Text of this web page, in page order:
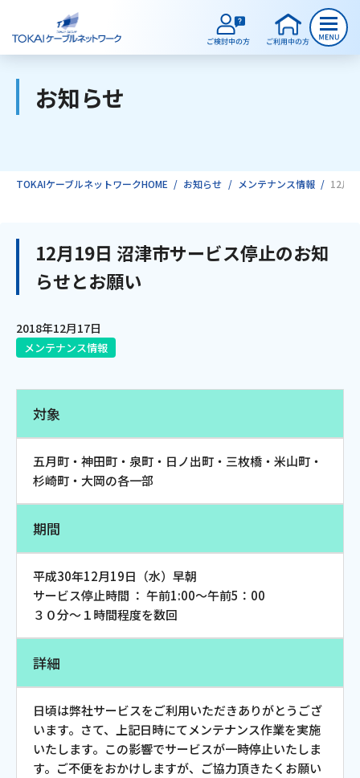
ご検討中のお客様
インターネット
電話
動画配信
おトクな情報 料金案内
お電話でのお問い合わせ
受付時間：9:30〜18:00 年中無休
お知らせ
TOKAIケーブルネットワークHOME お知らせ メンテナンス情報 12月
12月19日 沼津市サービス停止のお知
らせとお願い
2018年12月17日
メンテナンス情報
対象
五月町・神田町・泉町・日ノ出町・三枚橋・米山町・
杉崎町・大岡の各一部
期間
平成30年12月19日（水）早朝
サービス停止時間 ： 午前1:00～午前5：00
３０分～１時間程度を数回
詳細
日頃は弊社サービスをご利用いただきありがとうござ
います。さて、上記日時にてメンテナンス作業を実施
いたします。この影響でサービスが一時停止いたしま
す。ご不便をおかけしますが、ご協力頂きたくお願い